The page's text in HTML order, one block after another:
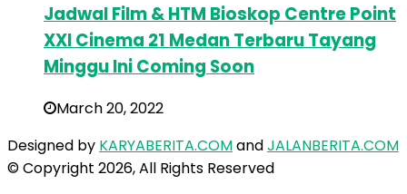
Jadwal Film & HTM Bioskop Centre Point
XXI Cinema 21 Medan Terbaru Tayang
Minggu Ini Coming Soon
March 20, 2022
Designed by KARYABERITA.COMandJALANBERITA.COM
© Copyright 2026, All Rights Reserved